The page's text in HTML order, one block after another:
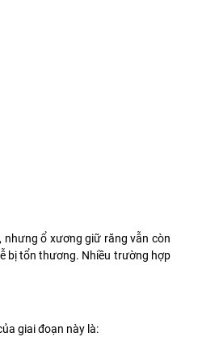
nhưng ổ xương giữ răng vẫn còn
bị tổn thương. Nhiều trường hợp
giai đoạn này là: